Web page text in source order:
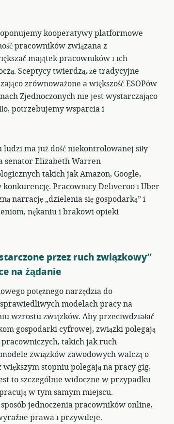
kooperatywy platformowe
pracowników związana z
majątek pracowników i ich
Sceptycy twierdzą, że tradycyjne
zrównoważone a większość ESOPów
Zjednoczonych nie jest wystarczająco
potrzebujemy wsparcia i
ma już dość niekontrolowanej siły
senator Elizabeth Warren
takich jak Amazon, Google,
Pracownicy Deliveroo i Uber
narrację „dzielenia się gospodarką” i
nękaniu i brakowi opieki
przez ruch związkowy”
na żądanie
potężnego narzędzia do
modelach pracy na
wzrostu związków. Aby przeciwdziałać
gospodarki cyfrowej, związki polegają
takich jak ruch
związków zawodowych walczą o
stopniu polegają na pracy gig,
to szczególnie widoczne w przypadku
w tym samym miejscu.
jednoczenia pracowników online,
prawa i przywileje.